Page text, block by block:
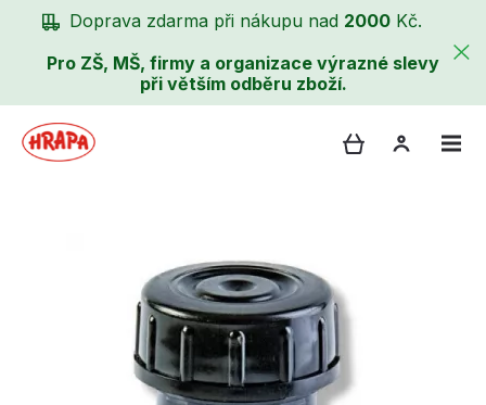
Doprava zdarma při nákupu nad 2000 Kč.
Pro ZŠ, MŠ, firmy a organizace výrazné slevy
při větším odběru zboží.